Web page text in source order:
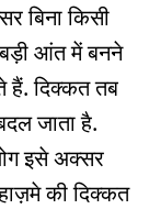
बिना किसी
आंत में बनने
हैं. दिक्कत तब
जाता है.
इसे अक्सर
की दिक्कत